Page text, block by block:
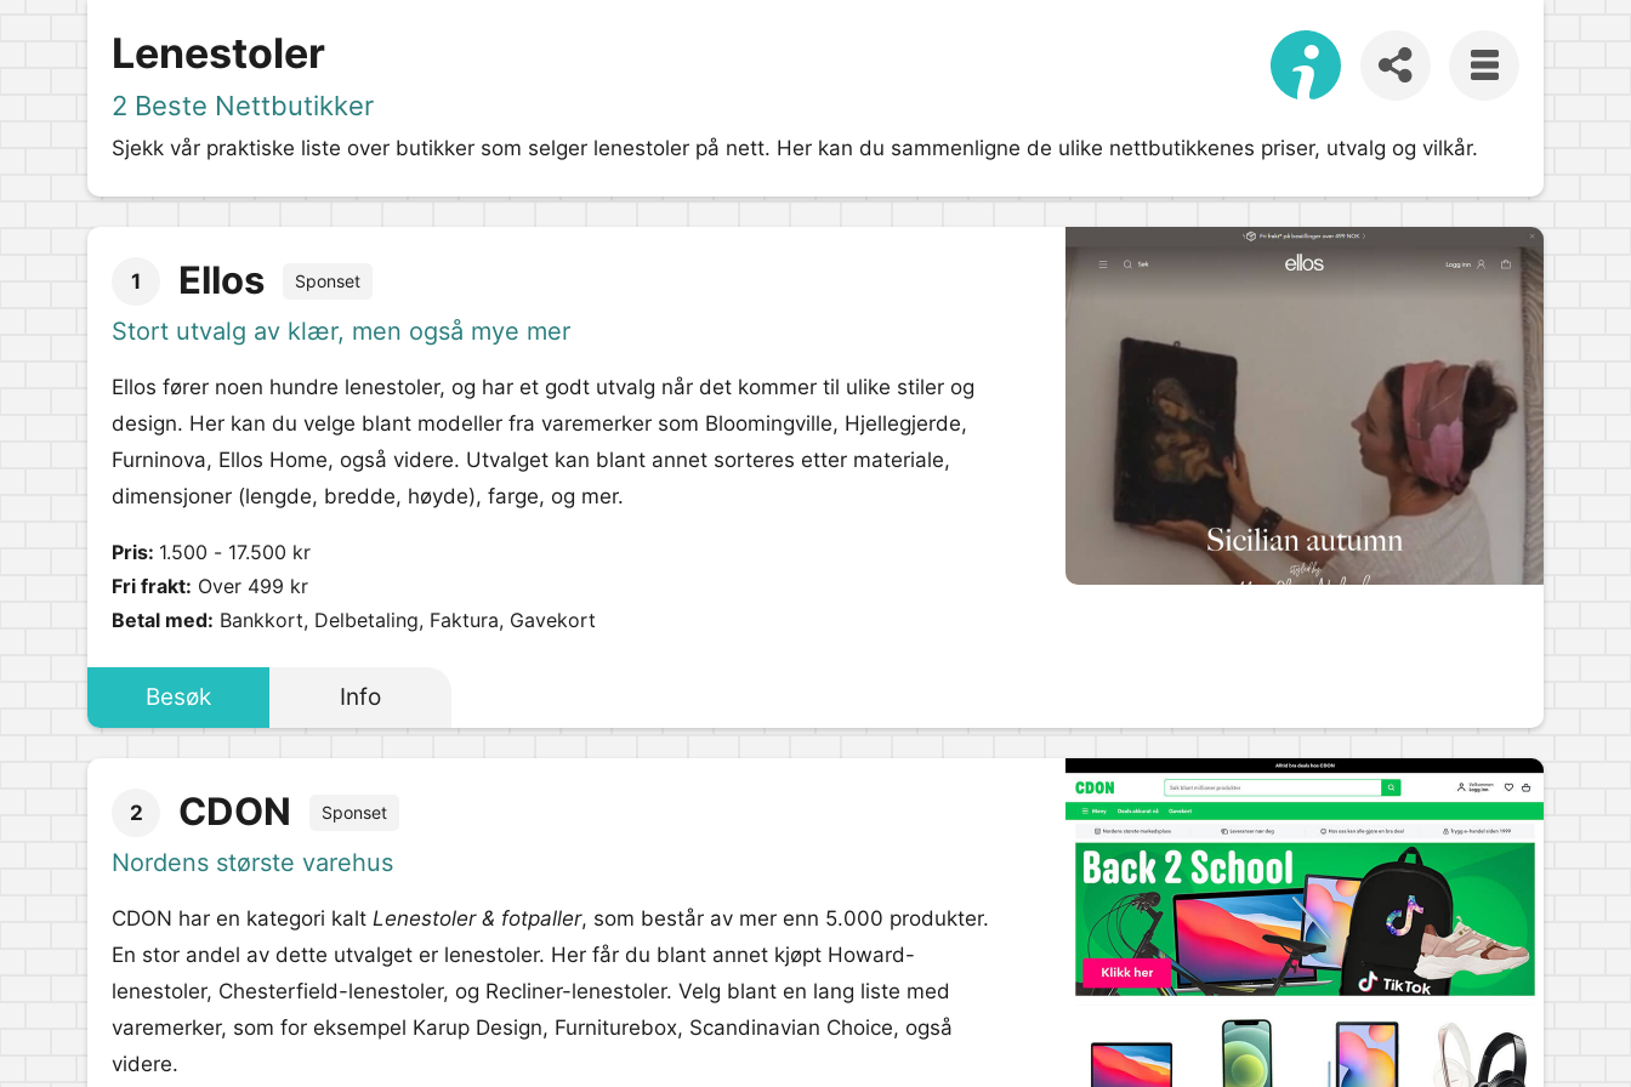
Lenestoler
2 Beste Nettbutikker
Sjekk vår praktiske liste over butikker som selger lenestoler på nett. Her kan du sammenligne de ulike nettbutikkenes priser, utvalg og vilkår.
1 Ellos Sponset
Stort utvalg av klær, men også mye mer
Ellos fører noen hundre lenestoler, og har et godt utvalg når det kommer til ulike stiler og
design. Her kan du velge blant modeller fra varemerker som Bloomingville, Hjellegjerde,
Furninova, Ellos Home, også videre. Utvalget kan blant annet sorteres etter materiale,
dimensjoner (lengde, bredde, høyde), farge, og mer.
Pris: 1.500 - 17.500 kr
Fri frakt: Over 499 kr
Betal med: Bankkort, Delbetaling, Faktura, Gavekort
Besøk Info
2 CDON Sponset
Nordens største varehus
CDON har en kategori kalt Lenestoler & fotpaller, som består av mer enn 5.000 produkter.
En stor andel av dette utvalget er lenestoler. Her får du blant annet kjøpt Howard-
lenestoler, Chesterfield-lenestoler, og Recliner-lenestoler. Velg blant en lang liste med
varemerker, som for eksempel Karup Design, Furniturebox, Scandinavian Choice, også
videre.